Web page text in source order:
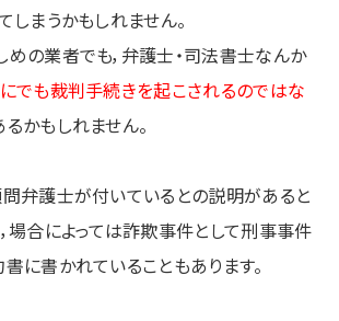
しまうかもしれません。
の業者でも，弁護士・司法書士なんか
でも裁判手続きを起こされるのではな
かもしれません。
弁護士が付いているとの説明があると
場合によっては詐欺事件として刑事事件
に書かれていることもあります。